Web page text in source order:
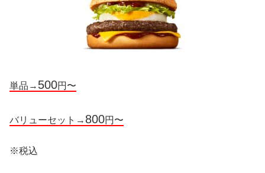
単品→ 500円〜
バリューセット→ 800円〜
※税込